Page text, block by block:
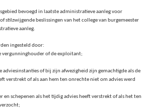
bevoegd in laatste administratieve aanleg voor
stilzwijgende beslissingen van het college van burgemeester
aanleg.
ingesteld door:
vergunninghouder of de exploitant;
adviesinstanties of bij zijn afwezigheid zijn gemachtigde als de
verstrekt of als aan hem ten onrechte niet om advies werd
en schepenen als het tijdig advies heeft verstrekt of als het ten